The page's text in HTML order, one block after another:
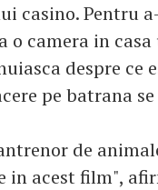
casino. Pentru
camera in
despre ce
pe batrana
de
in acest film",